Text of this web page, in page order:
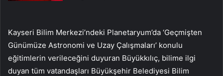
Kayseri Bilim Merkezi’ndeki Planetaryum’da ‘Geçmişten
Günümüze Astronomi ve Uzay Çalışmaları’ konulu
eğitimlerin verileceğini duyuran Büyükkılıç, bilime ilgi
duyan tüm vatandaşları Büyükşehir Belediyesi Bilim